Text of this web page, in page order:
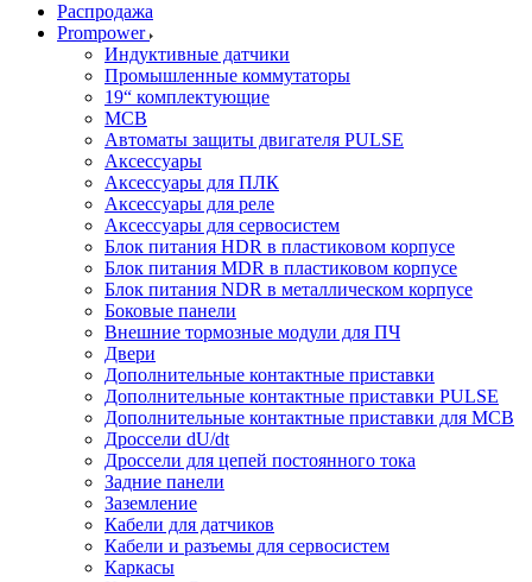
Распродажа
Prompower
Индуктивные датчики
Промышленные коммутаторы
19“ комплектующие
MCB
Автоматы защиты двигателя PULSE
Аксессуары
Аксессуары для ПЛК
Аксессуары для реле
Аксессуары для сервосистем
Блок питания HDR в пластиковом корпусе
Блок питания MDR в пластиковом корпусе
Блок питания NDR в металлическом корпусе
Боковые панели
Внешние тормозные модули для ПЧ
Двери
Дополнительные контактные приставки
Дополнительные контактные приставки PULSE
Дополнительные контактные приставки для MCB
Дроссели dU/dt
Дроссели для цепей постоянного тока
Задние панели
Заземление
Кабели для датчиков
Кабели и разъемы для сервосистем
Каркасы